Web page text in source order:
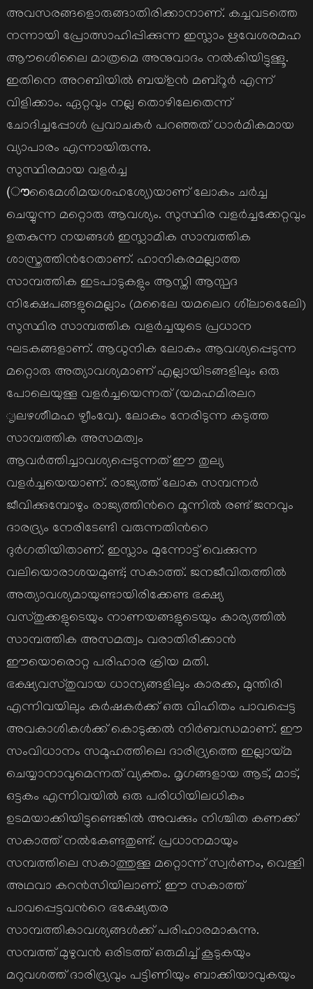
അവസരങ്ങളൊരുങ്ങാതിരിക്കാനാണ്. കച്ചവടത്തെ
നന്നായി പ്രോത്സാഹിപ്പിക്കുന്ന ഇസ്ലാം ഋവേശരമഹ
ആൗശെിലൈ മാത്രമെ അനുവാദം നല്‍കിയിട്ടുള്ളൂ.
ഇതിനെ അറബിയില്‍ ബയ്ഉന്‍ മബ്റൂര്‍ എന്ന്
വിളിക്കാം. ഏറ്റവും നല്ല തൊഴിലേതെന്ന്
ചോദിച്ചപ്പോള്‍ പ്രവാചകര്‍ പറഞ്ഞത് ധാര്‍മികമായ
വ്യാപാരം എന്നായിരുന്നു.
സുസ്ഥിരമായ വളര്‍ച്ച
(ൗമെെേശിമയശഹശ്യേ)യാണ് ലോകം ചര്‍ച്ച
ചെയ്യുന്ന മറ്റൊരു ആവശ്യം. സുസ്ഥിര വളര്‍ച്ചക്കേറ്റവും
ഉതകുന്ന നയങ്ങള്‍ ഇസ്ലാമിക സാമ്പത്തിക
ശാസ്ത്രത്തിന്‍റേതാണ്. ഹാനികരമല്ലാത്ത
സാമ്പത്തിക ഇടപാടുകളും ആസ്തി ആസ്പദ
നിക്ഷേപങ്ങളുമെല്ലാം (മലൈേ യമലെറ ശി്ലാലെേിേ)
സുസ്ഥിര സാമ്പത്തിക വളര്‍ച്ചയുടെ പ്രധാന
ഘടകങ്ങളാണ്. ആധുനിക ലോകം ആവശ്യപ്പെടുന്ന
മറ്റൊരു അത്യാവശ്യമാണ് എല്ലായിടങ്ങളിലും ഒരു
പോലെയുള്ള വളര്‍ച്ചയെന്നത് (യമഹമിരലറ
ൃലഴശീിമഹ ഴൃീംവേ). ലോകം നേരിടുന്ന കടുത്ത
സാമ്പത്തിക അസമത്വം
ആവര്‍ത്തിച്ചാവശ്യപ്പെടുന്നത് ഈ തുല്യ
വളര്‍ച്ചയെയാണ്. രാജ്യത്ത് ലോക സമ്പന്നര്‍
ജീവിക്കുമ്പോഴും രാജ്യത്തിന്‍റെ മൂന്നില്‍ രണ്ട് ജനവും
ദാരദ്ര്യം നേരിടേണ്ടി വരുന്നതിന്‍റെ
ദുര്‍ഗതിയിതാണ്. ഇസ്ലാം മുന്നോട്ട് വെക്കുന്ന
വലിയൊരാശയമുണ്ട്; സകാത്ത്. ജനജീവിതത്തില്‍
അത്യാവശ്യമായുണ്ടായിരിക്കേണ്ട ഭക്ഷ്യ
വസ്തുക്കളുടെയും നാണയങ്ങളുടെയും കാര്യത്തില്‍
സാമ്പത്തിക അസമത്വം വരാതിരിക്കാന്‍
ഈയൊരൊറ്റ പരിഹാര ക്രിയ മതി.
ഭക്ഷ്യവസ്തുവായ ധാന്യങ്ങളിലും കാരക്ക, മുന്തിരി
എന്നിവയിലും കര്‍ഷകര്‍ക്ക് ഒരു വിഹിതം പാവപ്പെട്ട
അവകാശികള്‍ക്ക് കൊടുക്കല്‍ നിര്‍ബന്ധമാണ്. ഈ
സംവിധാനം സമൂഹത്തിലെ ദാരിദ്ര്യത്തെ ഇല്ലായ്മ
ചെയ്യാനാവുമെന്നത് വ്യക്തം. മൃഗങ്ങളായ ആട്, മാട്,
ഒട്ടകം എന്നിവയില്‍ ഒരു പരിധിയിലധികം
ഉടമയാക്കിയിട്ടുണ്ടെങ്കില്‍ അവക്കും നിശ്ചിത കണക്ക്
സകാത്ത് നല്‍കേണ്ടതുണ്ട്. പ്രധാനമായും
സമ്പത്തിലെ സകാത്തുള്ള മറ്റൊന്ന് സ്വര്‍ണം, വെള്ളി
അഥവാ കറന്‍സിയിലാണ്. ഈ സകാത്ത്
പാവപ്പെട്ടവന്‍റെ ഭക്ഷ്യേതര
സാമ്പത്തികാവശ്യങ്ങള്‍ക്ക് പരിഹാരമാകുന്നു.
സമ്പത്ത് മുഴുവന്‍ ഒരിടത്ത് ഒരുമിച്ച് കൂടുകയും
മറുവശത്ത് ദാരിദ്ര്യവും പട്ടിണിയും ബാക്കിയാവുകയും